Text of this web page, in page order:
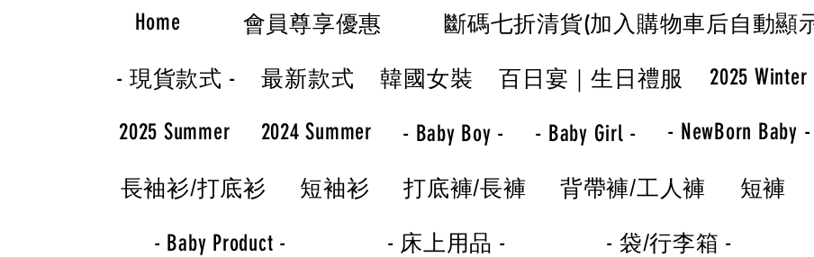
Home 會員尊享優惠 斷碼七折清貨(加入購物車后自動顯
- 現貨款式 - 最新款式 韓國女裝 百日宴｜生日禮服 2025 Winter
2025 Summer 2024 Summer - Baby Boy - - Baby Girl - - NewBorn Baby -
長袖衫/打底衫 短袖衫 打底褲/長褲 背帶褲/工人褲 短褲
- Baby Product - - 床上用品 - - 袋/行李箱 -